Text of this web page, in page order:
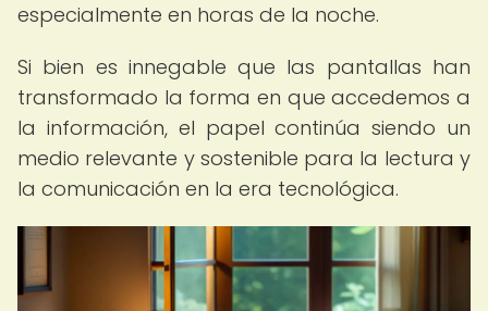
especialmente en horas de la noche.
Si bien es innegable que las pantallas han
transformado la forma en que accedemos a
la información, el papel continúa siendo un
medio relevante y sostenible para la lectura y
la comunicación en la era tecnológica.